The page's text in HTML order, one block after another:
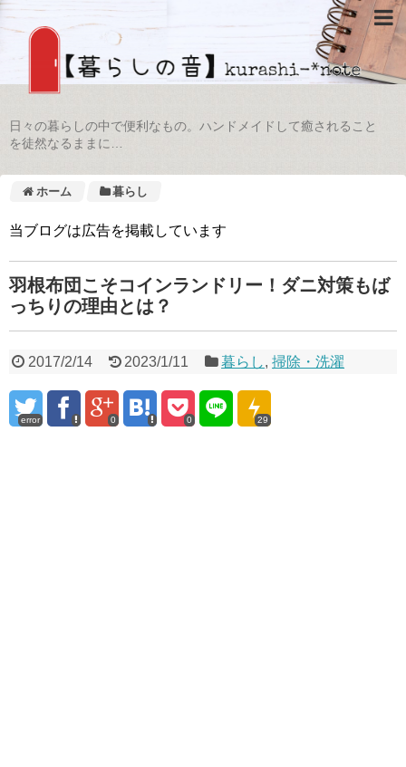
日々の暮らしの中で便利なもの。ハンドメイドして癒されること
を徒然なるままに…
ホーム 暮らし
当ブログは広告を掲載しています
羽根布団こそコインランドリー！ダニ対策もば
っちりの理由とは？
2017/2/14 2023/1/11 暮らし,掃除・洗濯
error 0 0 29